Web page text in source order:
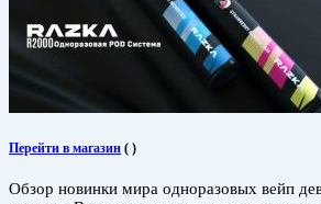
Перейти в магазин ( )
Обзор новинки мира одноразовых вейп